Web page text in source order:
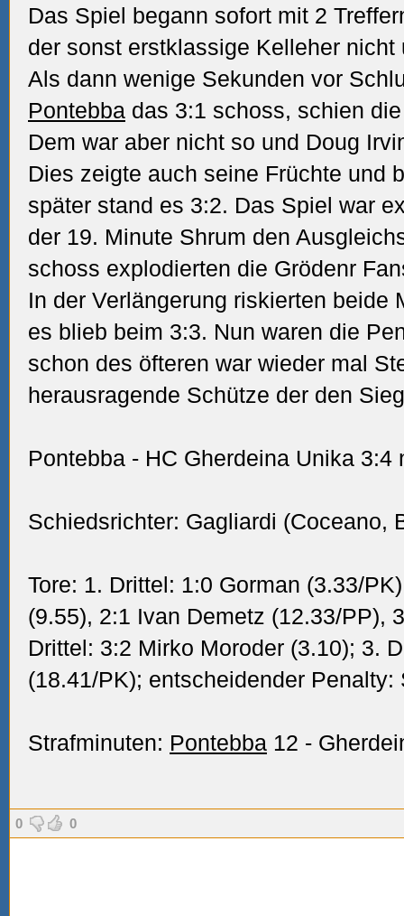
Das Spiel begann sofort mit 2
der sonst erstklassige Kelleher nicht
Als dann wenige Sekunden vor
Pontebba das 3:1 schoss, schien
Dem war aber nicht so und Doug
Dies zeigte auch seine Früchte und
später stand es 3:2. Das Spiel war
der 19. Minute Shrum den
schoss explodierten die Grödenr
In der Verlängerung riskierten beide
es blieb beim 3:3. Nun waren die
schon des öfteren war wieder mal
herausragende Schütze der den
Pontebba - HC Gherdeina Unika 3:4
Schiedsrichter: Gagliardi (Coceano,
Tore: 1. Drittel: 1:0 Gorman (3.33/
(9.55), 2:1 Ivan Demetz (12.33/PP),
Drittel: 3:2 Mirko Moroder (3.10); 3.
(18.41/PK); entscheidender Penalty:
Strafminuten: Pontebba 12 -
0 0